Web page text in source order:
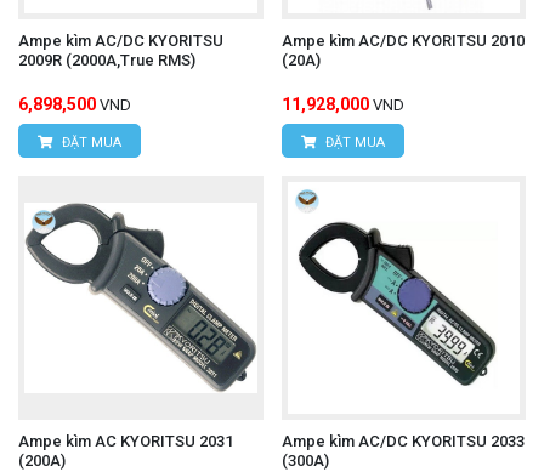
Ampe kìm AC/DC KYORITSU
2009R (2000A,True RMS)
6,898,500 VND
ĐẶT MUA
Ampe kìm AC/DC KYORITSU 2010
(20A)
11,928,000 VND
ĐẶT MUA
Ampe kìm AC KYORITSU 2031
(200A)
Ampe kìm AC/DC KYORITSU 2033
(300A)